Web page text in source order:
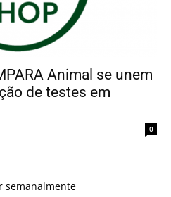
Animal se unem
de testes em
0
semanalmente